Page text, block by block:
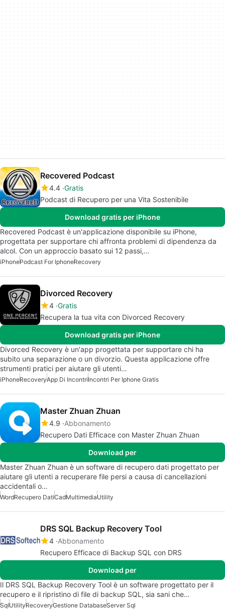
Recovered Podcast
4.4 Gratis
Podcast di Recupero per una Vita Sostenibile
Download gratis per iPhone
Recovered Podcast è un'applicazione disponibile su iPhone,
progettata per supportare chi affronta problemi di dipendenza da
alcol. Con un approccio basato sui 12 passi,…
iPhonePodcast For IphoneRecovery
Divorced Recovery
4 Gratis
Recupera la tua vita con Divorced Recovery
Download gratis per iPhone
Divorced Recovery è un'app progettata per supportare chi ha
subito una separazione o un divorzio. Questa applicazione offre
strumenti pratici per aiutare gli utenti…
iPhoneRecoveryApp Di IncontriIncontri Per Iphone Gratis
Master Zhuan Zhuan
4.9 Abbonamento
Recupero Dati Efficace con Master Zhuan Zhuan
Download per
Master Zhuan Zhuan è un software di recupero dati progettato per
aiutare gli utenti a recuperare file persi a causa di cancellazioni
accidentali o…
WordRecupero DatiCadMultimediaUtility
DRS SQL Backup Recovery Tool
4 Abbonamento
Recupero Efficace di Backup SQL con DRS
Download per
Il DRS SQL Backup Recovery Tool è un software progettato per il
recupero e il ripristino di file di backup SQL, sia sani che…
SqlUtilityRecoveryGestione DatabaseServer Sql